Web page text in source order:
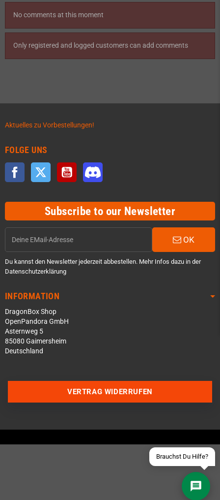
No comments at this moment
Only registered and logged customers can add comments
Aktuelles zu Vorbestellungen!
FOLGE UNS
Facebook Twitter YouTube
Subscribe to our Newsletter
OK
Du kannst den Newsletter jederzeit abbestellen. Mehr Infos dazu in der
Datenschutzerklärung
INFORMATION
DragonBox Shop
OpenPandora GmbH
Asternweg 5
85080 Gaimersheim
Deutschland
Brauchst Du Hilfe?
Schick uns eine eMail
VERTRAG WIDERRUFEN